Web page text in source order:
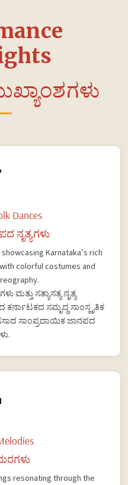
Dances
ನೃತ್ಯಗಳು
Karnataka’s rich
colorful costumes and
ಸತ್ಯಾಸತ್ಯ ನೃತ್ಯ
ಸಮೃದ್ಧ ಸಾಂಸ್ಕೃತಿಕ
ಸಾಂಪ್ರದಾಯಿಕ ಜಾನಪದ
resonating through the